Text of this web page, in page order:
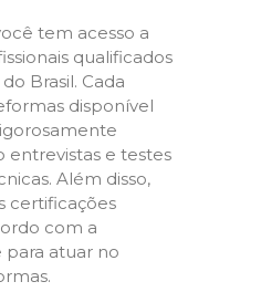
tem acesso a
qualificados
Brasil. Cada
disponível
entrevistas e testes
Além disso,
certificações
com a
para atuar no